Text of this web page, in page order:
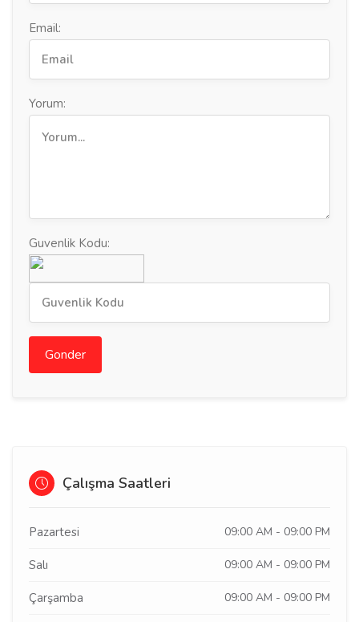
Email:
Yorum:
Guvenlik Kodu:
Gonder
Çalışma Saatleri
Pazartesi 09:00 AM - 09:00 PM
Salı 09:00 AM - 09:00 PM
Çarşamba 09:00 AM - 09:00 PM